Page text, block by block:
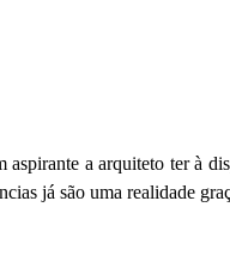
a arquiteto ter à
já são uma realidade